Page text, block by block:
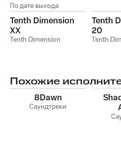
По дате выхода
Tenth Dimension
XX
Tenth Dimension
Tenth
20
Tenth
Похожие
8Dawn
Саундтреки